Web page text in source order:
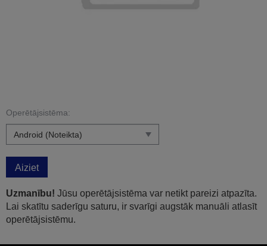
Operētājsistēma:
Aiziet
Uzmanību! Jūsu operētājsistēma var netikt pareizi atpazīta.
Lai skatītu saderīgu saturu, ir svarīgi augstāk manuāli atlasīt
operētājsistēmu.